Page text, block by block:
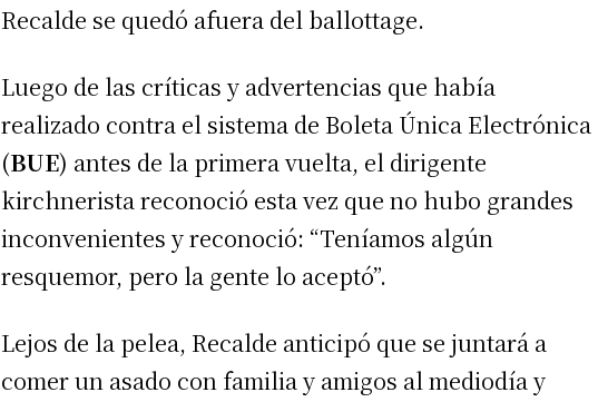
Recalde se quedó afuera del ballottage.
Luego de las críticas y advertencias que había
realizado contra el sistema de Boleta Única Electrónica
(BUE) antes de la primera vuelta, el dirigente
kirchnerista reconoció esta vez que no hubo grandes
inconvenientes y reconoció: “Teníamos algún
resquemor, pero la gente lo aceptó”.
Lejos de la pelea, Recalde anticipó que se juntará a
comer un asado con familia y amigos al mediodía y